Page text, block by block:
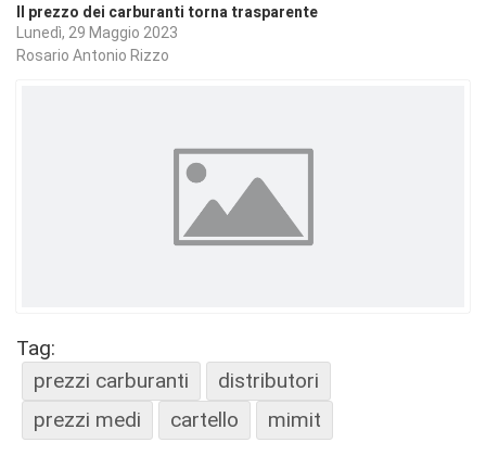
Il prezzo dei carburanti torna trasparente
Lunedì, 29 Maggio 2023
Rosario Antonio Rizzo
Tag:
prezzi carburanti
distributori
prezzi medi
cartello mimit